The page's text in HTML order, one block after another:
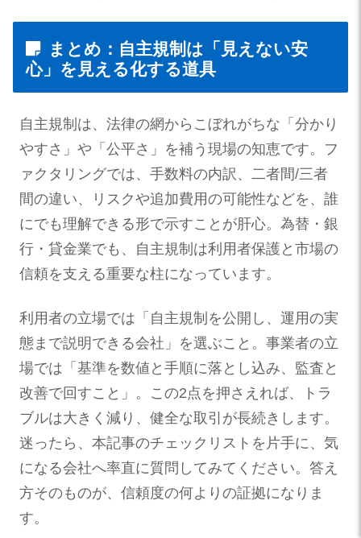
まとめ：自主規制は「見えない安
心」を見える化する道具
自主規制は、法律の網からこぼれがちな「分かり
やすさ」や「公平さ」を補う現場の知恵です。フ
ァクタリングでは、手数料の内訳、二者間/三者
間の違い、リスクや追加費用の可能性などを、誰
にでも理解できる形で示すことが肝心。為替・銀
行・貸金業でも、自主規制は利用者保護と市場の
信頼を支える重要な柱になっています。
利用者の立場では「自主規制を公開し、運用の実
態まで説明できる会社」を選ぶこと。事業者の立
場では「基準を数値と手順に落とし込み、監査と
改善で回すこと」。この2点を押さえれば、トラ
ブルは大きく減り、健全な取引が長続きします。
迷ったら、本記事のチェックリストを片手に、気
になる会社へ率直に質問してみてください。答え
方そのものが、信頼度の何よりの証拠になりま
す。